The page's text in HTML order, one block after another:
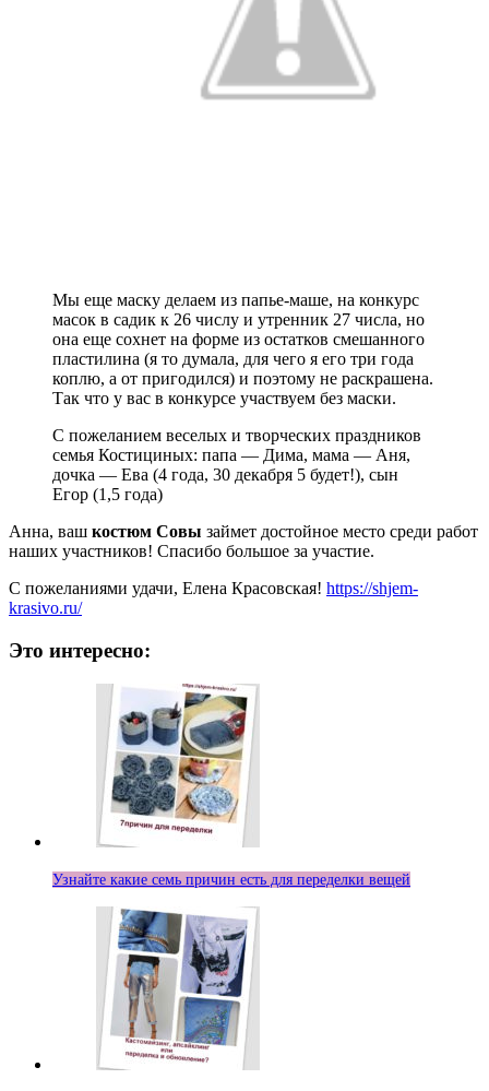
Мы еще маску делаем из папье-маше, на конкурс
масок в садик к 26 числу и утренник 27 числа, но
она еще сохнет на форме из остатков смешанного
пластилина (я то думала, для чего я его три года
коплю, а от пригодился) и поэтому не раскрашена.
Так что у вас в конкурсе участвуем без маски.
С пожеланием веселых и творческих праздников
семья Костициных: папа — Дима, мама — Аня,
дочка — Ева (4 года, 30 декабря 5 будет!), сын
Егор (1,5 года)
Анна, ваш костюм Совы займет достойное место среди работ
наших участников! Спасибо большое за участие.
С пожеланиями удачи, Елена Красовская! https://shjem-
krasivo.ru/
Это интересно:
Узнайте какие семь причин есть для переделки вещей